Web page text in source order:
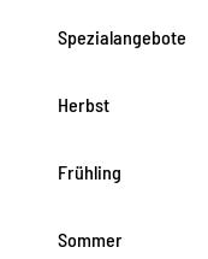
Spezialangebote
Herbst
Frühling
Sommer